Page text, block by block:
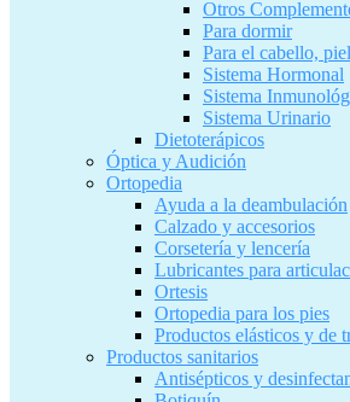
Otros
Para dormir
Para el cabello,
Sistema Hormonal
Sistema
Sistema Urinario
Dietoterápicos
Óptica y Audición
Ortopedia
Ayuda a la deambulación
Calzado y accesorios
Corsetería y lencería
Lubricantes para
Ortesis
Ortopedia para los pies
Productos elásticos y de
Productos sanitarios
Antisépticos y